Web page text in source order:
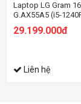
Laptop LG Gram
G.AX55A5 (i5-
RAM/512GB SSD/
WQXGA/Dos/Đen)
29.199.000đ
Liên hệ